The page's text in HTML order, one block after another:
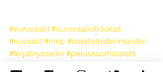
#eurovaalit #eurovaaliehdokas
#euvaalit #mep #sotatieteidenmaisteri
#teijabrysseliin #perussuomalaiset